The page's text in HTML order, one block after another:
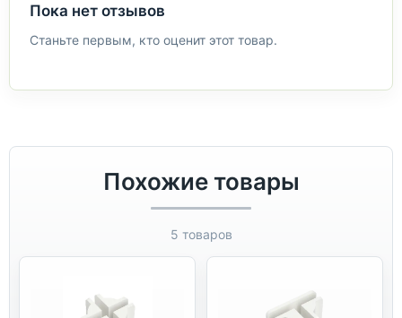
Пока нет отзывов
Станьте первым, кто оценит этот товар.
Похожие товары
5 товаров